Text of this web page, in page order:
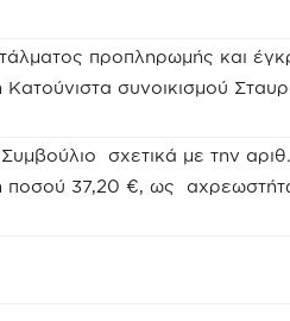
προπληρωμής και
συνοικισμού
σχετικά με την
ποσού 37,20 €, ως